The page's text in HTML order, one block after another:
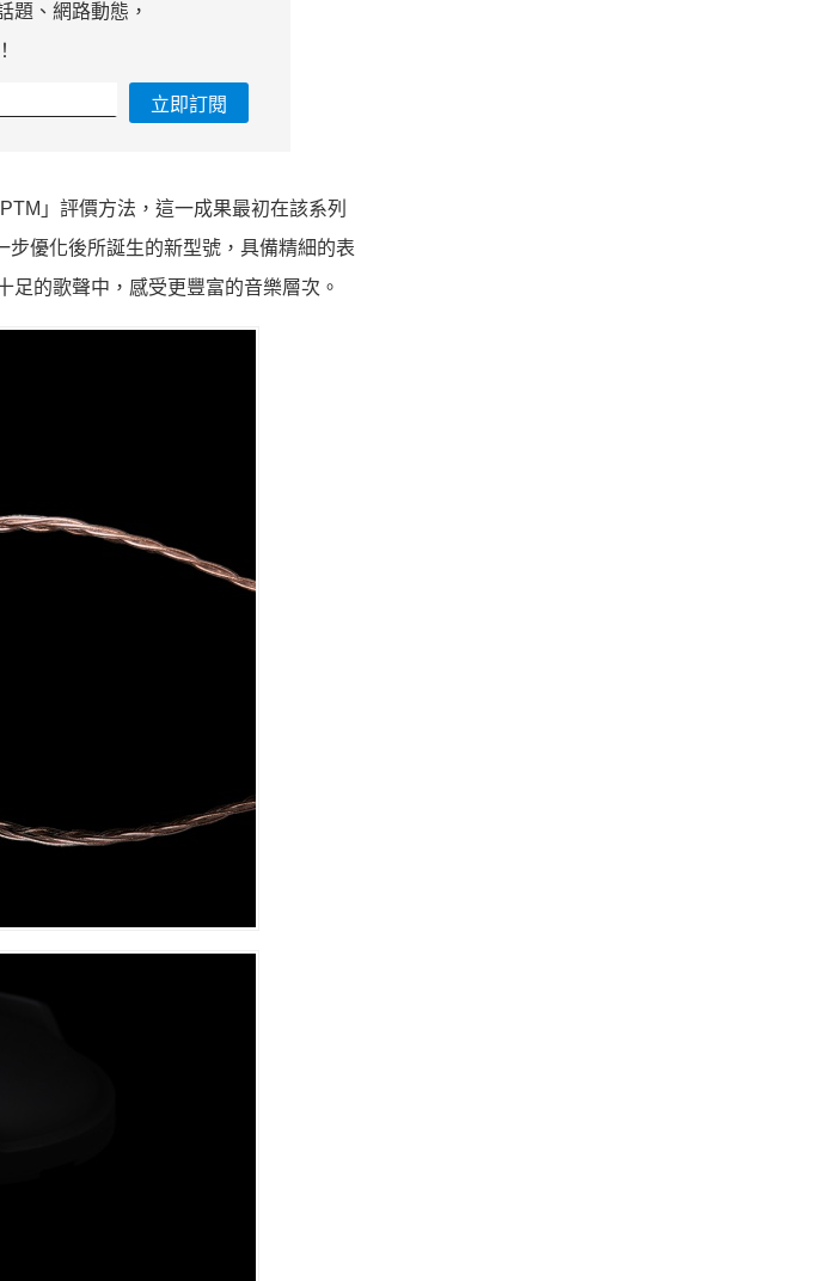
題、網路動態，
立即訂閱
」評價方法，這一成果最初在該系列
優化後所誕生的新型號，具備精細的表
的歌聲中，感受更豐富的音樂層次。